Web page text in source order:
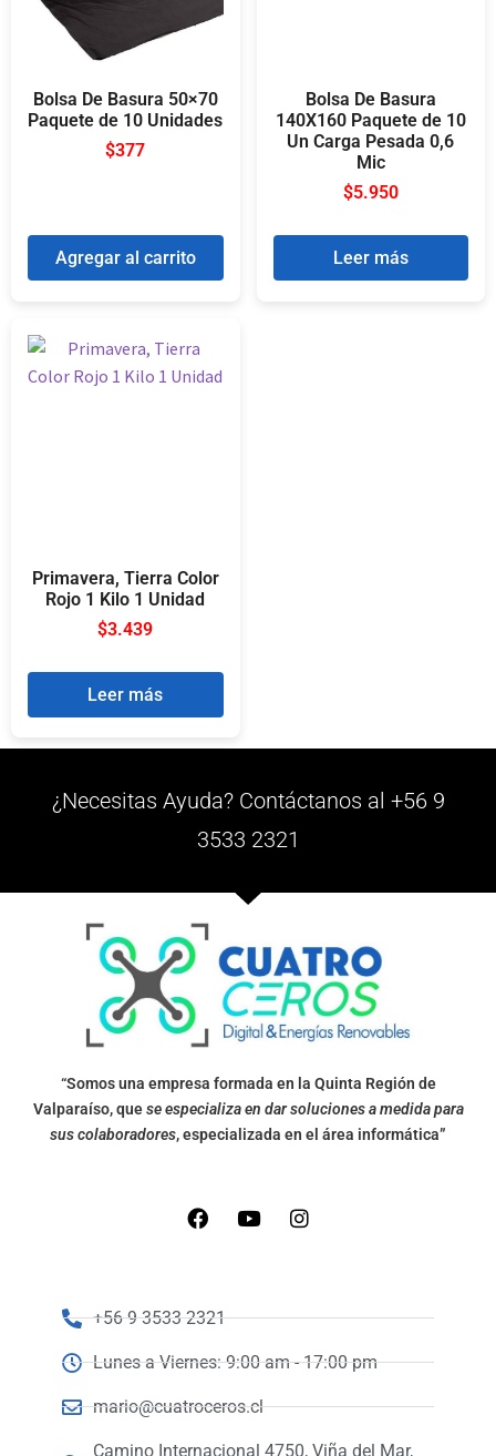
Bolsa De Basura 50×70
Paquete de 10 Unidades
$377
Agregar al carrito
Bolsa De Basura
140X160 Paquete de 10
Un Carga Pesada 0,6
Mic
$5.950
Leer más
Primavera, Tierra Color
Rojo 1 Kilo 1 Unidad
$3.439
Leer más
¿Necesitas Ayuda? Contáctanos al +56 9
3533 2321
“Somos una empresa formada en la Quinta Región de
Valparaíso, quese especializa en dar soluciones a medida para
sus colaboradores, especializada en el área informática”
+56 9 3533 2321
Lunes a Viernes: 9:00 am - 17:00 pm
mario@cuatroceros.cl
Camino Internacional 4750, Viña del Mar,